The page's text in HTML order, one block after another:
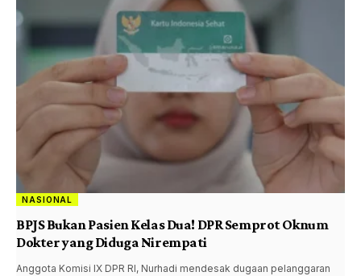
NASIONAL
BPJS Bukan Pasien Kelas Dua! DPR Semprot Oknum
Dokter yang Diduga Nirempati
Anggota Komisi IX DPR RI, Nurhadi mendesak dugaan pelanggaran